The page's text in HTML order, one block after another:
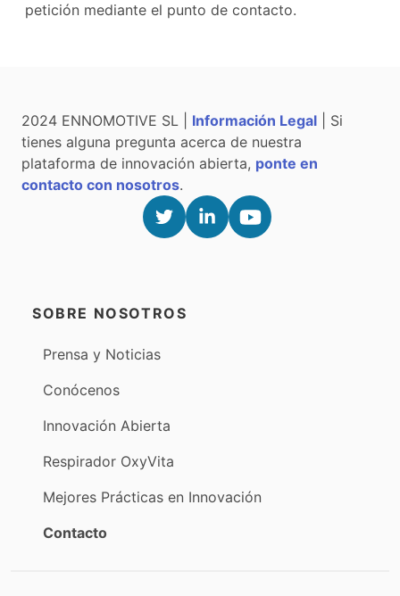
petición mediante el punto de contacto.
2024 ENNOMOTIVE SL | Información Legal | Si
tienes alguna pregunta acerca de nuestra
plataforma de innovación abierta, ponte en
contacto con nosotros.
SOBRE NOSOTROS
Prensa y Noticias
Conócenos
Innovación Abierta
Respirador OxyVita
Mejores Prácticas en Innovación
Contacto